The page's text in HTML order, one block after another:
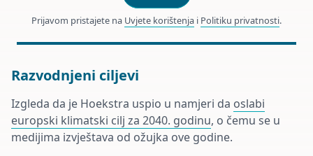
Prijavom pristajete na Uvjete korištenja i Politiku privatnosti.
Razvodnjeni ciljevi
Izgleda da je Hoekstra uspio u namjeri da oslabi
europski klimatski cilj za 2040. godinu, o čemu se u
medijima izvještava od ožujka ove godine.